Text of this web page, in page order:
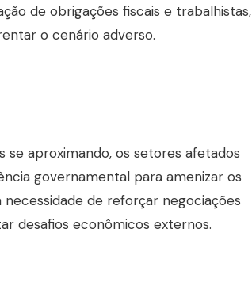
de obrigações fiscais e trabalhistas,
o cenário adverso.
aproximando, os setores afetados
governamental para amenizar os
de reforçar negociações
desafios econômicos externos.